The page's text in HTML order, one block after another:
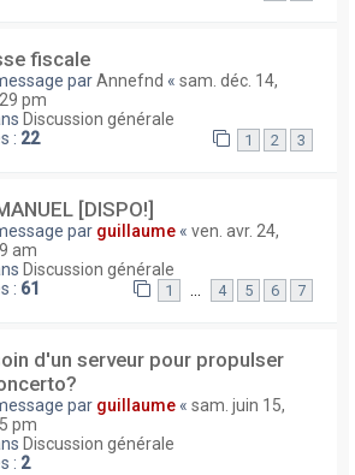
fiscale
parAnnefnd « sam. déc. 14,
pm
Discussion générale
: 22 1 2 3
[DISPO!]
par guillaume « ven. avr. 24,
am
Discussion générale
: 61 1 … 4 5 6 7
d'un serveur pour propulser
par guillaume « sam. juin 15,
pm
Discussion générale
: 2